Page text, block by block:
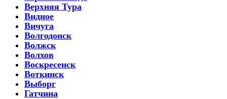
Верхняя Тура
Видное
Вичуга
Волгодонск
Волжск
Волхов
Воскресенск
Воткинск
Выборг
Гатчина